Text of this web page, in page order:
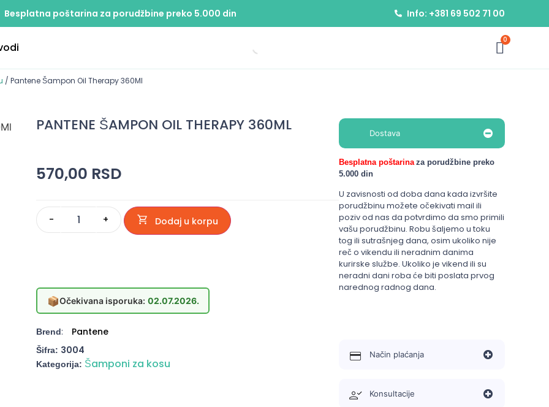
Besplatna poštarina za porudžbine preko 5.000 din Info: +381 69 502 71 00
0
/ Pantene Šampon Oil Therapy 360Ml
PANTENE ŠAMPON OIL THERAPY 360ML
570,00 RSD
- + Dodaj u korpu
📦Očekivana isporuka: 02.07.2026.
Brend: Pantene
Šifra: 3004
Kategorija: Šamponi za kosu
Dostava
Besplatna poštarina za porudžbine preko
5.000 din
U zavisnosti od doba dana kada izvršite
porudžbinu možete očekivati mail ili
poziv od nas da potvrdimo da smo primili
vašu porudžbinu. Robu šaljemo u toku
tog ili sutrašnjeg dana, osim ukoliko nije
reč o vikendu ili neradnim danima
kurirske službe. Ukoliko je vikend ili su
neradni dani roba će biti poslata prvog
narednog radnog dana.
Način plaćanja
Konsultacije